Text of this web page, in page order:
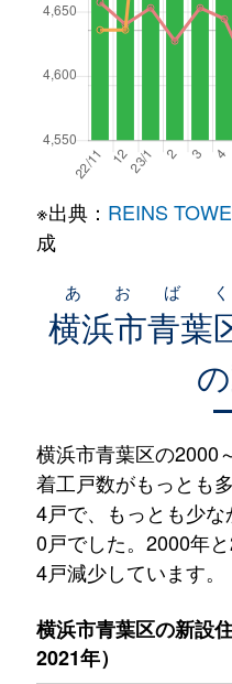
※出典： REINS
成
横浜市青葉
あおばく
横浜市青葉区の2000
着工戸数がもっとも
4戸で、もっとも少
0戸でした。2000年
4戸減少しています。
横浜市青葉区の新設
2021年）